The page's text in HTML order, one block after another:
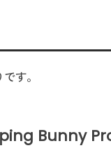
す。
Bunny